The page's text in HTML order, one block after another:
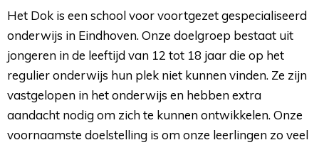
Het Dok is een school voor voortgezet gespecialiseerd
onderwijs in Eindhoven. Onze doelgroep bestaat uit
jongeren in de leeftijd van 12 tot 18 jaar die op het
regulier onderwijs hun plek niet kunnen vinden. Ze zijn
vastgelopen in het onderwijs en hebben extra
aandacht nodig om zich te kunnen ontwikkelen. Onze
voornaamste doelstelling is om onze leerlingen zo veel